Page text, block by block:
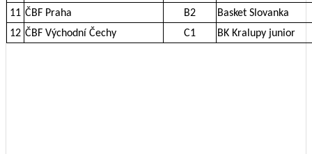
11 ČBF Praha B2
Basket Slovanka
12 ČBF Východní Čechy C1 BK Kralupy junior